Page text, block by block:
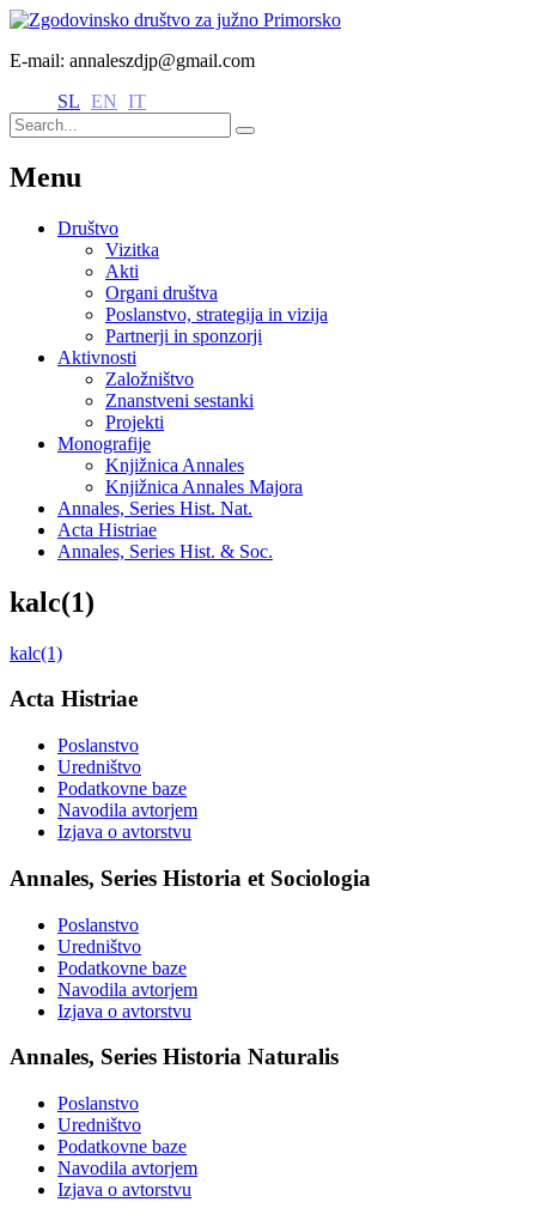
E-mail: annaleszdjp@gmail.com
SL EN IT
Menu
Društvo
Vizitka
Akti
Organi društva
Poslanstvo, strategija in vizija
Partnerji in sponzorji
Aktivnosti
Založništvo
Znanstveni sestanki
Projekti
Monografije
Knjižnica Annales
Knjižnica Annales Majora
Annales, Series Hist. Nat.
Acta Histriae
Annales, Series Hist. & Soc.
kalc(1)
kalc(1)
Acta Histriae
Poslanstvo
Uredništvo
Podatkovne baze
Navodila avtorjem
Izjava o avtorstvu
Annales, Series Historia et Sociologia
Poslanstvo
Uredništvo
Podatkovne baze
Navodila avtorjem
Izjava o avtorstvu
Annales, Series Historia Naturalis
Poslanstvo
Uredništvo
Podatkovne baze
Navodila avtorjem
Izjava o avtorstvu